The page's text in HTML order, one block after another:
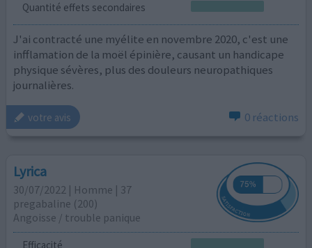
Quantité effets secondaires
J'ai contracté une myélite en novembre 2020, c'est une
infflamation de la moël épinière, causant un handicape
physique sévères, plus des douleurs neuropathiques
journalières.
votre avis 0 réactions
Lyrica
30/07/2022 | Homme | 37
pregabaline (200)
Angoisse / trouble panique
Efficacité